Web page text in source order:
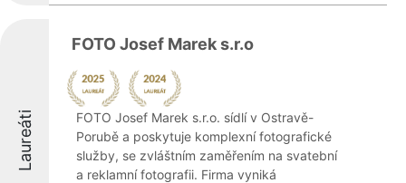
Laureáti
FOTO Josef Marek s.r.o
FOTO Josef Marek s.r.o. sídlí v Ostravě-
Porubě a poskytuje komplexní fotografické
služby, se zvláštním zaměřením na svatební
a reklamní fotografii. Firma vyniká